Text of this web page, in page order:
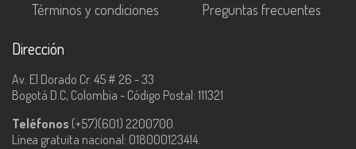
Términos y condiciones
Preguntas frecuentes
Dirección
Av. El Dorado Cr. 45 # 26 - 33
Bogotá D.C, Colombia - Código Postal: 111321
Teléfonos (+57)(601) 2200700.
Línea gratuita nacional: 018000123414.